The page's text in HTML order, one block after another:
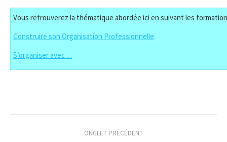
Vous retrouverez la thématique abordée ici en suivant les
Construire son Organisation Professionnelle
S’organiser avec…
ONGLET PRÉCÉDENT